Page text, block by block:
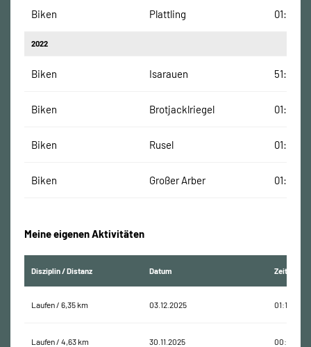
Biken Plattling
2022
Biken Isarauen 51:28
Biken Brotjacklriegel
Biken Rusel 01:19:11
Biken Großer Arber
Meine eigenen Aktivitäten
Disziplin / Distanz Datum Zeit
Laufen / 6,35 km 03.12.2025 01:11:01
Laufen / 4,63 km 30.11.2025 00:43:28